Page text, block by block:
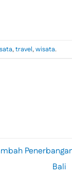
,travel,wisata.
Bali